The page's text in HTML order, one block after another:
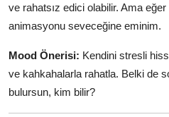
ve rahatsız edici olabilir. Ama
animasyonu seveceğine eminim.
Mood Önerisi: Kendini stresli
ve kahkahalarla rahatla. Belki de
bulursun, kim bilir?